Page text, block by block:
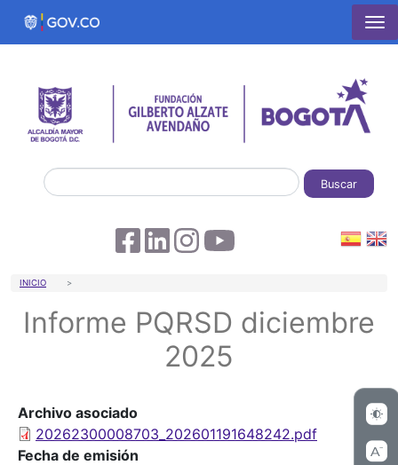
Pasar al contenido principal
Buscar
Sobrescribir enlaces de ayuda a la
INICIO
Informe PQRSD diciembre
2025
Archivo asociado
20262300008703_202601191648242.pdf
Fecha de emisión